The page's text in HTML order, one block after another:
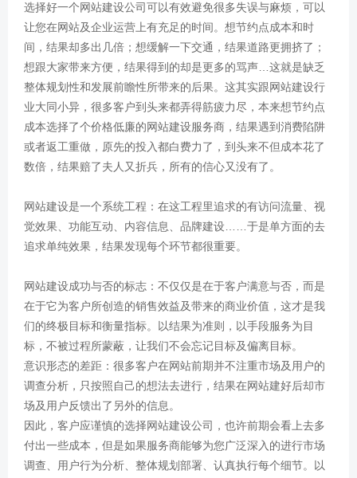
选择好一个网站建设公司可以有效避免很多失误与麻烦，可以
让您在网站及企业运营上有充足的时间。想节约点成本和时
间，结果却多出几倍；想缓解一下交通，结果道路更拥挤了；
想跟大家带来方便，结果得到的却是更多的骂声…这就是缺乏
整体规划性和发展前瞻性所带来的后果。这其实跟网站建设行
业大同小异，很多客户到头来都弄得筋疲力尽，本来想节约点
成本选择了个价格低廉的网站建设服务商，结果遇到消费陷阱
或者返工重做，原先的投入都白费力了，到头来不但成本花了
数倍，结果赔了夫人又折兵，所有的信心又没有了。
网站建设是一个系统工程：在这工程里追求的有访问流量、视
觉效果、功能互动、内容信息、品牌建设……于是单方面的去
追求单纯效果，结果发现每个环节都很重要。
网站建设成功与否的标志：不仅仅是在于客户满意与否，而是
在于它为客户所创造的销售效益及带来的商业价值，这才是我
们的终极目标和衡量指标。以结果为准则，以手段服务为目
标，不被过程所蒙蔽，让我们不会忘记目标及偏离目标。
意识形态的差距：很多客户在网站前期并不注重市场及用户的
调查分析，只按照自己的想法去进行，结果在网站建好后却市
场及用户反馈出了另外的信息。
因此，客户应谨慎的选择网站建设公司，也许前期会看上去多
付出一些成本，但是如果服务商能够为您广泛深入的进行市场
调查、用户行为分析、整体规划部署、认真执行每个细节。以